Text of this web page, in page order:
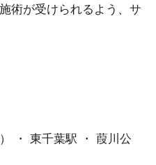
術が受けられるよう、サ
・ 東千葉駅 ・ 葭川公